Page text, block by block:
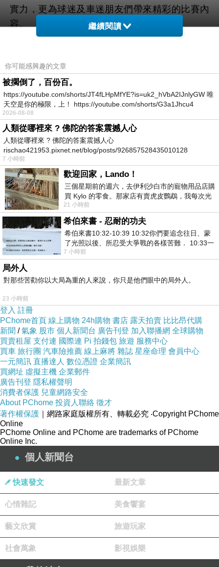
實力，更為球迷及車迷朋友們帶來精彩的比賽內
容。
也將不定期舉辦品牌日，於Facebook粉絲專頁
等獨特觀賽席位，讓球迷及車迷感受充滿法國街
頭或獨特戶外的餐飲氛圍。
上一篇：國內首家以無菌隔離裝置通過GTP認可 亞家生技引領市場先鋒
下一篇：
繼續閱讀
你可能感興趣的文章
被擱倒了，百份百。
https://youtube.com/shorts/JT4fLHpMfYE?is=uk2_hVbA2IJnlyGW 唯
天空是你的極限，上！ https://youtube.com/shorts/G3a1Jhcu4
2026-08-08
人類從哪裡來 ? 佛陀的答案震撼人心
人類從哪裡來 ? 佛陀的答案震撼人心
rischao421953.pixnet.net/blog/posts/926857528435010128
7 小時前
歡迎回家，Lando！
三個星期前的週六，去伊利沙白市的寵物用品店購
買 Kylo 的零食。那家店有賣虎皮鸚鵡，我每次光
顧都會去看一下。他們偶爾會引進 C
21 小時前
希伯來書 - 忍耐的功夫
希伯來書10:32-10:39 10:32你們要追念往日、蒙
了光照以後、所忍受大爭戰的各樣苦難． 10:33一
面被毀謗、遭患難、成了戲景、叫眾人
7 小時前
局外人
對那些苦勸你以大局為重的人來說，你只是他們眼中的局外人。
23 小時前
登入 註冊
PChome首頁 線上購物 24h購物 書店 露天拍賣 比比昂代購
新聞 /氣象 股市 個人新聞台 廣告刊登 加入聯播網 全球購物
買賣租屋 支付連 國際連 Pi 拍錢包 旅遊 服務中心
買車 旅行團 汽車險推薦 線上麻將 雜誌 星座命理 會員中心
一元簡訊 直播達人 數位憑證 企業簡訊
買網址 虛擬主機 企業郵件
廣告刊登 隱私權聲明
消費者保護 兒童網路安全
About PChome 投資人聯絡 徵才
著作權保護 ｜網路家庭版權所有、轉載必究 ‧Copyright PChome
Online
PChome Online and PChome are trademarks of PChome
Online Inc.
個人新聞台
快速發文 最新文章
心情雜記 美食饗宴
藝文欣賞 旅遊玩家
社會萬象 影視娛樂